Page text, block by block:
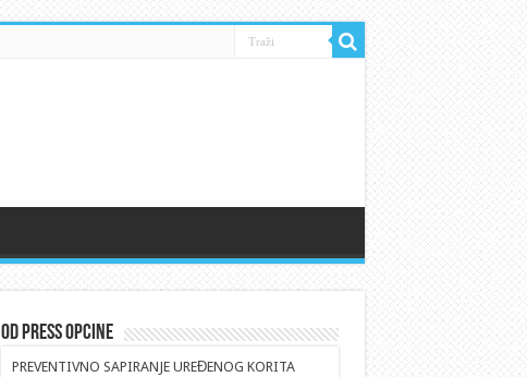
Od Press Opcine
PREVENTIVNO SAPIRANJE UREĐENOG KORITA